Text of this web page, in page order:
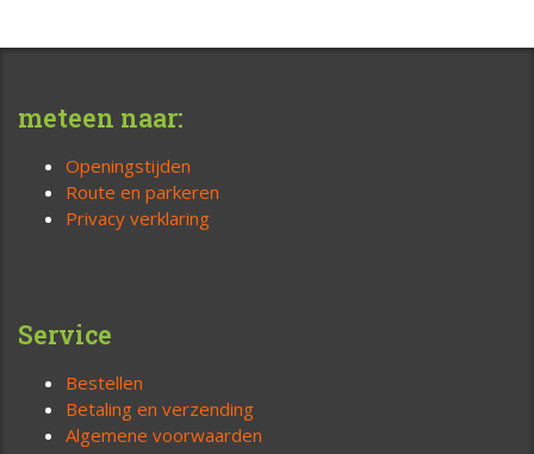
meteen naar:
Openingstijden
Route en parkeren
Privacy verklaring
Service
Bestellen
Betaling en verzending
Algemene voorwaarden